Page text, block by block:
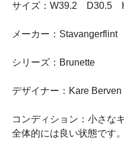
サイズ：W39.2 D30.5
メーカー：Stavangerflint
シリーズ：Brunette
デザイナー：Kare
コンディション：小さな
全体的には良い状態です。